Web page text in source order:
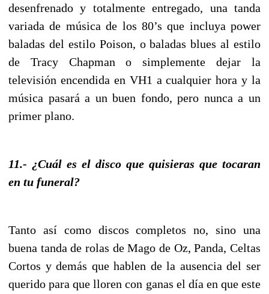
desenfrenado y totalmente entregado, una tanda
variada de música de los 80’s que incluya power
baladas del estilo Poison, o baladas blues al estilo
de Tracy Chapman o simplemente dejar la
televisión encendida en VH1 a cualquier hora y la
música pasará a un buen fondo, pero nunca a un
primer plano.
11.- ¿Cuál es el disco que quisieras que tocaran
en tu funeral?
Tanto así como discos completos no, sino una
buena tanda de rolas de Mago de Oz, Panda, Celtas
Cortos y demás que hablen de la ausencia del ser
querido para que lloren con ganas el día en que este